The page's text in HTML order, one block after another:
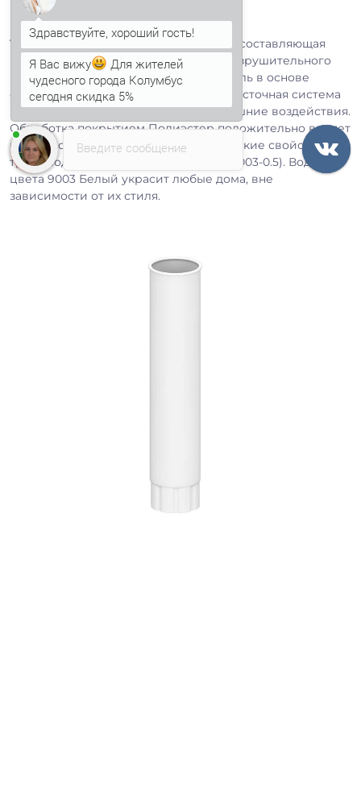
Труба водосточная D150х3000
— это составляющая
водостока, оберегающего стены от разрушительного
воздействия влаги. Оцинкованная сталь в основе
обеспечивает жёсткость; круглая водосточная система
не ржавеет и отлично переносит внешние воздействия.
Обработка покрытием Полиэстер положительно влияет
на срок службы и укрепляет эстетические свойства
труба водосточная D150х3000 (ПЭ-01-9003-0.5). Водосток
цвета 9003 Белый украсит любые дома, вне
зависимости от их стиля.
Введите сообщение
Здравствуйте, хороший гость!
Я Вас вижу
Для жителей
чудесного города Колумбус
сегодня скидка 5%
Аннапечатает...